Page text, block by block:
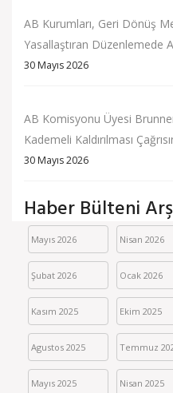
AB Kurumları, Geri Dönüş
Yasallaştıran Düzenlemede
30 Mayıs 2026
AB Komisyonu Üyesi
Kademeli Kaldırılması
30 Mayıs 2026
Haber Bülteni
Mayıs 2026 Nisan 2026
Şubat 2026 Ocak 2026
Kasım 2025 Ekim 2025
Agustos 2025 Temmuz
Mayıs 2025 Nisan 2025